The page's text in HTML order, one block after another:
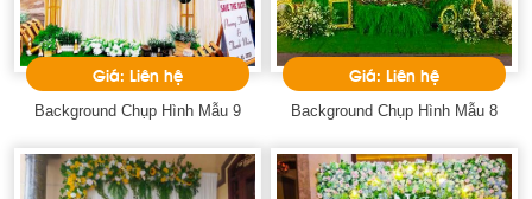
Giá: Liên hệ
Background Chụp Hình Mẫu 9
Giá: Liên hệ
Background Chụp Hình Mẫu 8